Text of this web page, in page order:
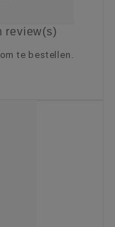
review(s)
te bestellen.